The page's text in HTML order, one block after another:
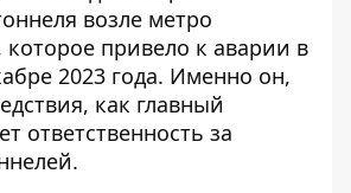
возле метро
которое привело к аварии в
2023 года. Именно он,
как главный
ответственность за